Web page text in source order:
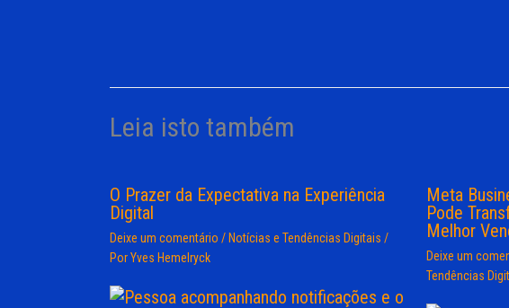
Leia isto também
O Prazer da Expectativa na Experiência
Digital
Deixe um comentário / Notícias e Tendências Digitais /
PorYves Hemelryck
Meta
Pode
Melhor
Deixe um
Tendências